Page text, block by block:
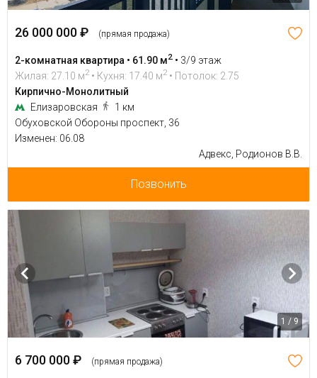
26 000 000 ₽ (прямая продажа)
2-комнатная квартира • 61.90 м2 • 3/9 этаж
Жилая: 27.10 м2 • Кухня: 17.40 м2 • Потолок: 2.75
Кирпично-Монолитный
Елизаровская
1 км
Обуховской Обороны проспект, 36
Изменен: 06.08
Адвекс, Родионов В.В.
Позвонить
1 / 9
6 700 000 ₽ (прямая продажа)